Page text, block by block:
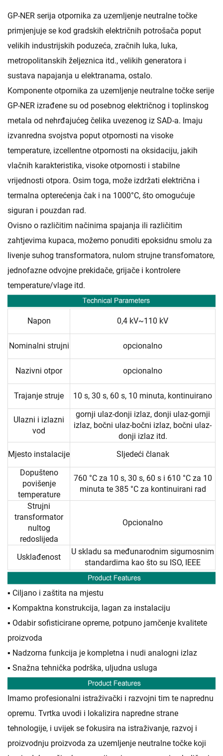
GP-NER serija otpornika za uzemljenje neutralne točke
primjenjuje se kod gradskih električnih potrošača poput
velikih industrijskih poduzeća, zračnih luka, luka,
metropolitanskih željeznica itd., velikih generatora i
sustava napajanja u elektranama, ostalo.
Komponente otpornika za uzemljenje neutralne točke serije
GP-NER izrađene su od posebnog električnog i toplinskog
metala od nehrđajućeg čelika uvezenog iz SAD-a. Imaju
izvanredna svojstva poput otpornosti na visoke
temperature, izcellentne otpornosti na oksidaciju, jakih
vlačnih karakteristika, visoke otpornosti i stabilne
vrijednosti otpora. Osim toga, može izdržati električna i
termalna opterećenja čak i na 1000°C, što omogućuje
siguran i pouzdan rad.
Ovisno o različitim načinima spajanja ili različitim
zahtjevima kupaca, možemo ponuditi epoksidnu smolu za
livenje suhog transformatora, nulom strujne transfomatore,
jednofazne odvojne prekidače, grijače i kontrolere
temperature/vlage itd.
Napon 0,4 kV~110 kV
Nominalni strujni opcionalno
Nazivni otpor opcionalno
Trajanje struje 10 s, 30 s, 60 s, 10 minuta, kontinuirano
Ulazni i izlazni
vod
gornji ulaz-donji izlaz, donji ulaz-gornji
izlaz, bočni ulaz-bočni izlaz, bočni ulaz-
donji izlaz itd.
Mjesto instalacije
Sljedeći članak
Dopušteno
povišenje
temperature
760 °C za 10 s, 30 s, 60 s i 610 °C za 10
minuta te 385 °C za kontinuirani rad
Strujni
transformator
nultog
redoslijeda
Opcionalno
Usklađenost
U skladu sa međunarodnim sigurnosnim
standardima kao što su ISO, IEEE
▪ Ciljano i zaštita na mjestu
▪ Kompaktna konstrukcija, lagan za instalaciju
▪ Odabir sofisticirane opreme, potpuno jamčenje kvalitete
proizvoda
▪ Nadzorna funkcija je kompletna i nudi analogni izlaz
▪ Snažna tehnička podrška, uljudna usluga
Imamo profesionalni istraživački i razvojni tim te naprednu
opremu. Tvrtka uvodi i lokalizira napredne strane
tehnologije, i uvijek se fokusira na istraživanje, razvoj i
proizvodnju proizvoda za uzemljenje neutralne točke koji